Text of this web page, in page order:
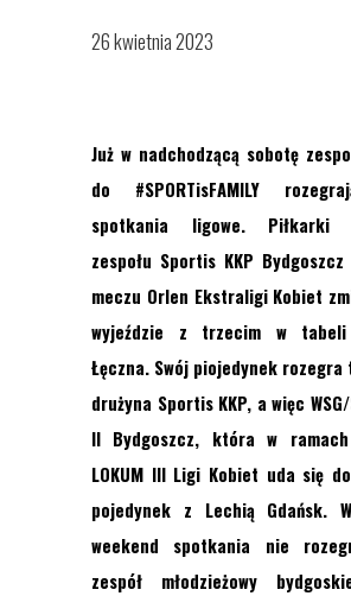
26 kwietnia 2023
Już w nadchodzącą sobotę
do #SPORTisFAMILY
spotkania ligowe. Piłkarki
zespołu Sportis KKP
meczu Orlen Ekstraligi Kobiet
wyjeździe z trzecim w tabeli
Łęczna. Swój piojedynek rozegra
drużyna Sportis KKP, a więc
II Bydgoszcz, która w
LOKUM III Ligi Kobiet uda się
pojedynek z Lechią Gdańsk.
weekend spotkania nie
zespół młodzieżowy